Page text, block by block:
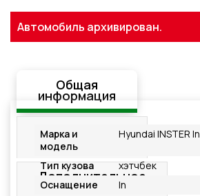
Автомобиль архивирован.
Общая
информация
Стандартная
комплектация
Дополнительное
оснащение
Марка и
модель
Hyundai INSTER In
Тип кузова
хэтчбек
Оснащение
In